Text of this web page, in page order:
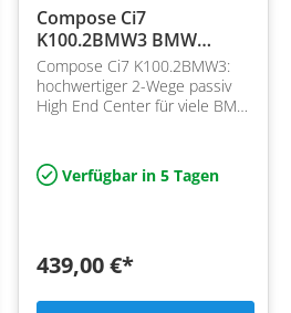
Compose Ci7
K100.2BMW3 BMW
Center 2-Wege
Compose Ci7 K100.2BMW3:
hochwertiger 2-Wege passiv
High End Center für viele BMW
Verfügbar in 5 Tagen
439,00 €*